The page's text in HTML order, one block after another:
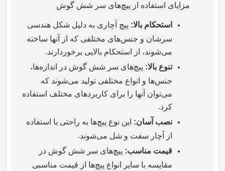
مزایای استفاده از پیچ‌های سر شش گوش
استحکام بالا: پیچ آچاری به دلیل شکل هندسی
سرشان و جنس‌های مختلفی که از آنها ساخته
می‌شوند، از استحکام بالایی برخوردارند.
تنوع بالا: پیچ‌های سر شش گوش در اندازه‌ها،
جنس‌ها و انواع مختلفی تولید می‌شوند که
می‌توان آنها را برای کاربردهای مختلف استفاده
کرد.
نصب آسان: این نوع پیچ‌ها به راحتی با استفاده
از آچار سفت و شل می‌شوند.
قیمت مناسب: پیچ‌های سر شش گوش در
مقایسه با سایر انواع پیچ‌ها از قیمت مناسبی